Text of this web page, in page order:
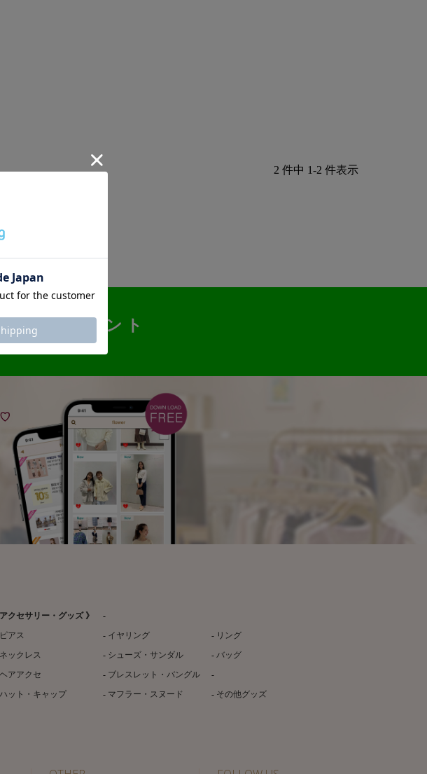
2 件中 1-2 件表示
ンプレゼント
アクセサリー・グッズ 》
ピアス イヤリング
リング
ネックレス シューズ・サンダル
バッグ
ヘアアクセ
ブレスレット・バングル
ハット・キャップ マフラー・スヌード その他グッズ